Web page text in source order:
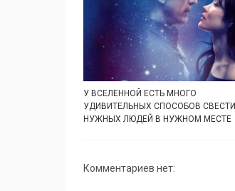
У ВСЕЛЕННОЙ ЕСТЬ МНОГО
УДИВИТЕЛЬНЫХ СПОСОБОВ СВЕСТИ
НУЖНЫХ ЛЮДЕЙ В НУЖНОМ МЕСТЕ
Комментариев нет: